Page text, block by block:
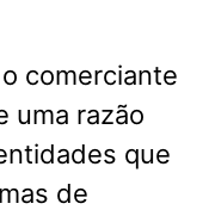
comerciante
uma razão
que
de